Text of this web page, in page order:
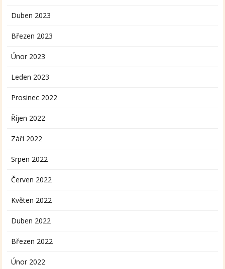
Duben 2023
Březen 2023
Únor 2023
Leden 2023
Prosinec 2022
Říjen 2022
Září 2022
Srpen 2022
Červen 2022
Květen 2022
Duben 2022
Březen 2022
Únor 2022